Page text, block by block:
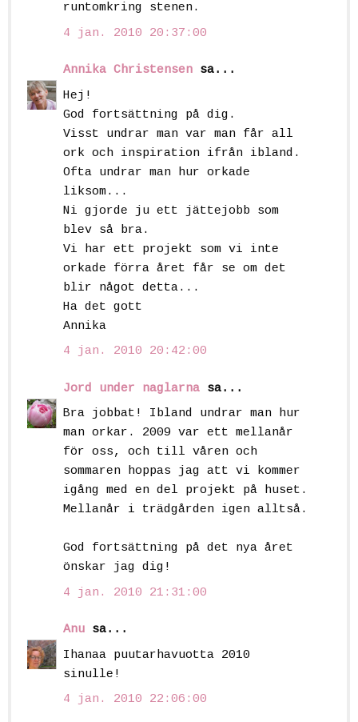
runtomkring stenen.
4 jan. 2010 20:37:00
Annika Christensen sa...
Hej!
God fortsättning på dig.
Visst undrar man var man får all
ork och inspiration ifrån ibland.
Ofta undrar man hur orkade
liksom...
Ni gjorde ju ett jättejobb som
blev så bra.
Vi har ett projekt som vi inte
orkade förra året får se om det
blir något detta...
Ha det gott
Annika
4 jan. 2010 20:42:00
Jord under naglarna sa...
Bra jobbat! Ibland undrar man hur
man orkar. 2009 var ett mellanår
för oss, och till våren och
sommaren hoppas jag att vi kommer
igång med en del projekt på huset.
Mellanår i trädgården igen alltså.
God fortsättning på det nya året
önskar jag dig!
4 jan. 2010 21:31:00
Anu sa...
Ihanaa puutarhavuotta 2010
sinulle!
4 jan. 2010 22:06:00